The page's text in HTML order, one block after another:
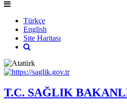
Türkçe
English
Site Haritası
T.C. SAĞLIK